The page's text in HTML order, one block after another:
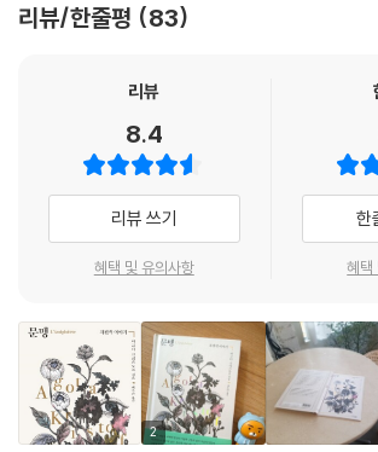
도 없는 철저한 외로움 속에서 그녀는 생계를 위해 시
한다. 그때까지 헝가리어로 감상적인 시를 썼던 그녀
투명한 지금의 문체로 완성된다.
1987년에는 『존재의 세 가지 거짓말』의 1부이자 첫
출간하고, 5년에 걸쳐 2부 「타인의 증거」와 3부 「50
한다. 『문맹』에는 그녀가 「비밀 노트」의 원고를 갈
기까지 일련의 일화가 소개된다. 이 3부작은 전 세
두는데, 한국에서도 『존재의 세 가지 거짓말』이라는
테디셀러가 된다. 이후에도 그녀는 여러 편의 소설과
며 1992년 리브르 앵테르상, 2001년 고트프리트 켈
상, 2008년 오스트리아 유럽 문학상, 2011년 코 슈
리뷰/한줄평 83
리뷰
8.4
리뷰 쓰기
혜택 및 유의사항
한
혜택
2